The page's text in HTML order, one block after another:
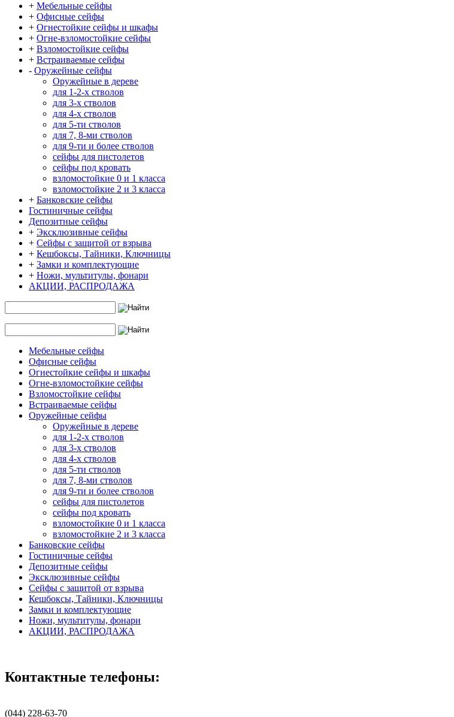
+ Мебельные сейфы
+ Офисные сейфы
+ Огнестойкие сейфы и шкафы
+ Огне-взломостойкие сейфы
+ Взломостойкие сейфы
+ Встраиваемые сейфы
- Оружейные сейфы
Оружейные в дереве
для 1-2-х стволов
для 3-х стволов
для 4-х стволов
для 5-ти стволов
для 7, 8-ми стволов
для 9-ти и более стволов
сейфы для пистолетов
сейфы под кровать
взломостойкие 0 и 1 класса
взломостойкие 2 и 3 класса
+ Банковские сейфы
Гостиничные сейфы
Депозитные сейфы
+ Эксклюзивные сейфы
+ Сейфы с защитой от взрыва
+ Кешбоксы, Тайники, Ключницы
+ Замки и комплектующие
+ Ножи, мультитулы, фонари
АКЦИИ, РАСПРОДАЖА
Мебельные сейфы
Офисные сейфы
Огнестойкие сейфы и шкафы
Огне-взломостойкие сейфы
Взломостойкие сейфы
Встраиваемые сейфы
Оружейные сейфы
Оружейные в дереве
для 1-2-х стволов
для 3-х стволов
для 4-х стволов
для 5-ти стволов
для 7, 8-ми стволов
для 9-ти и более стволов
сейфы для пистолетов
сейфы под кровать
взломостойкие 0 и 1 класса
взломостойкие 2 и 3 класса
Банковские сейфы
Гостиничные сейфы
Депозитные сейфы
Эксклюзивные сейфы
Сейфы с защитой от взрыва
Кешбоксы, Тайники, Ключницы
Замки и комплектующие
Ножи, мультитулы, фонари
АКЦИИ, РАСПРОДАЖА
Контактные телефоны:
(044) 228-63-70